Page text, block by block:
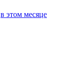
в этом месяце